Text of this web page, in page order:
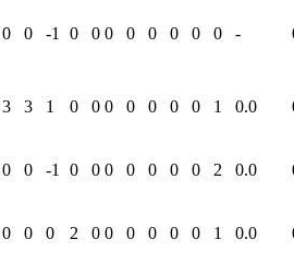
0 0 -1 0 0 0 0 0 0 0 0 -
3 3 1 0 0 0 0 0 0 0 1 0.0
0 0 -1 0 0 0 0 0 0 0 2 0.0
0 0 0 2 0 0 0 0 0 0 1 0.0